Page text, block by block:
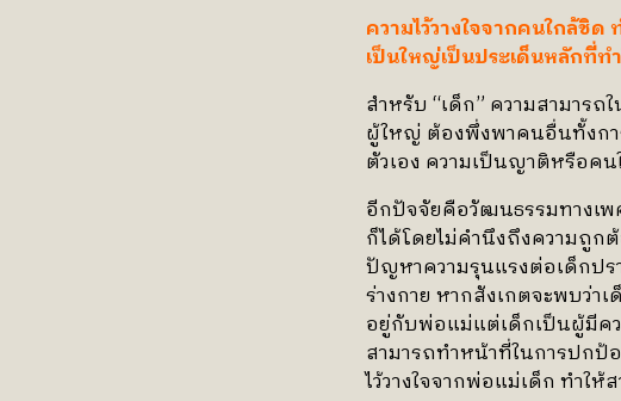
ความไว้วางใจจากคนใกล้ชิ
เป็นใหญ่เป็นประเด็นหลักที่ท
สำหรับ “เด็ก” ความสามาร
ผู้ใหญ่ ต้องพึ่งพาคนอื่นทั้งกา
ตัวเอง ความเป็นญาติหรือคน
อีกปัจจัยคือวัฒนธรรมทางเพ
ก็ได้โดยไม่คำนึงถึงความถูก
ปัญหาความรุนแรงต่อเด็กป
ร่างกาย หากสังเกตจะพบว่
อยู่กับพ่อแม่แต่เด็กเป็นผู้มีคว
สามารถทำหน้าที่ในการปกป้
ไว้วางใจจากพ่อแม่เด็ก ทำใ